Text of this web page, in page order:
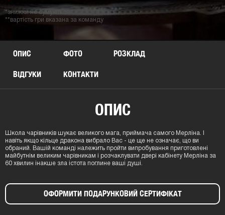
*знижки не сумуються
**вартість гри вказана за команду
ОПИС ФОТО РОЗКЛАД
ВІДГУКИ КОНТАКТИ
ОПИС
Школа чарівників шукає великого мага, приймача самого Мерліна. І
навіть якщо кільце дракона вибрало Вас - це ще не означає, що ви
обраний. Вашій команді належить пройти випробування приготовлені
майбутнім великим чарівникам і розчаклувати двері кабінету Мерліна за
60 хвилин інакше зла істота поглине ваші душі.
ОФОРМИТИ ПОДАРУНКОВИЙ СЕРТИФІКАТ